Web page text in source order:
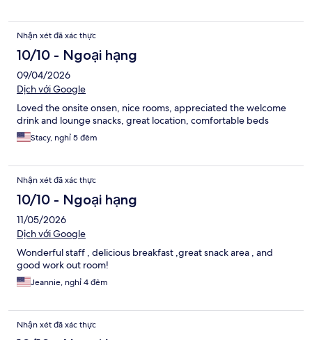
Nhận xét đã xác thực
10/10 - Ngoại hạng
09/04/2026
Dịch với Google
Loved the onsite onsen, nice rooms, appreciated the welcome
drink and lounge snacks, great location, comfortable beds
Stacy, nghỉ 5 đêm
Nhận xét đã xác thực
10/10 - Ngoại hạng
11/05/2026
Dịch với Google
Wonderful staff , delicious breakfast ,great snack area , and
good work out room!
Jeannie, nghỉ 4 đêm
Nhận xét đã xác thực